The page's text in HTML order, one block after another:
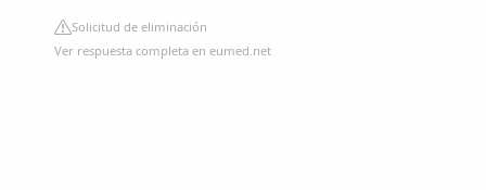
Solicitud de eliminación
Ver respuesta completa en eumed.net